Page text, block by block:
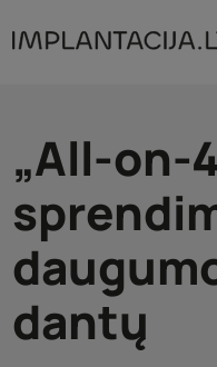
„All-on-
dantų